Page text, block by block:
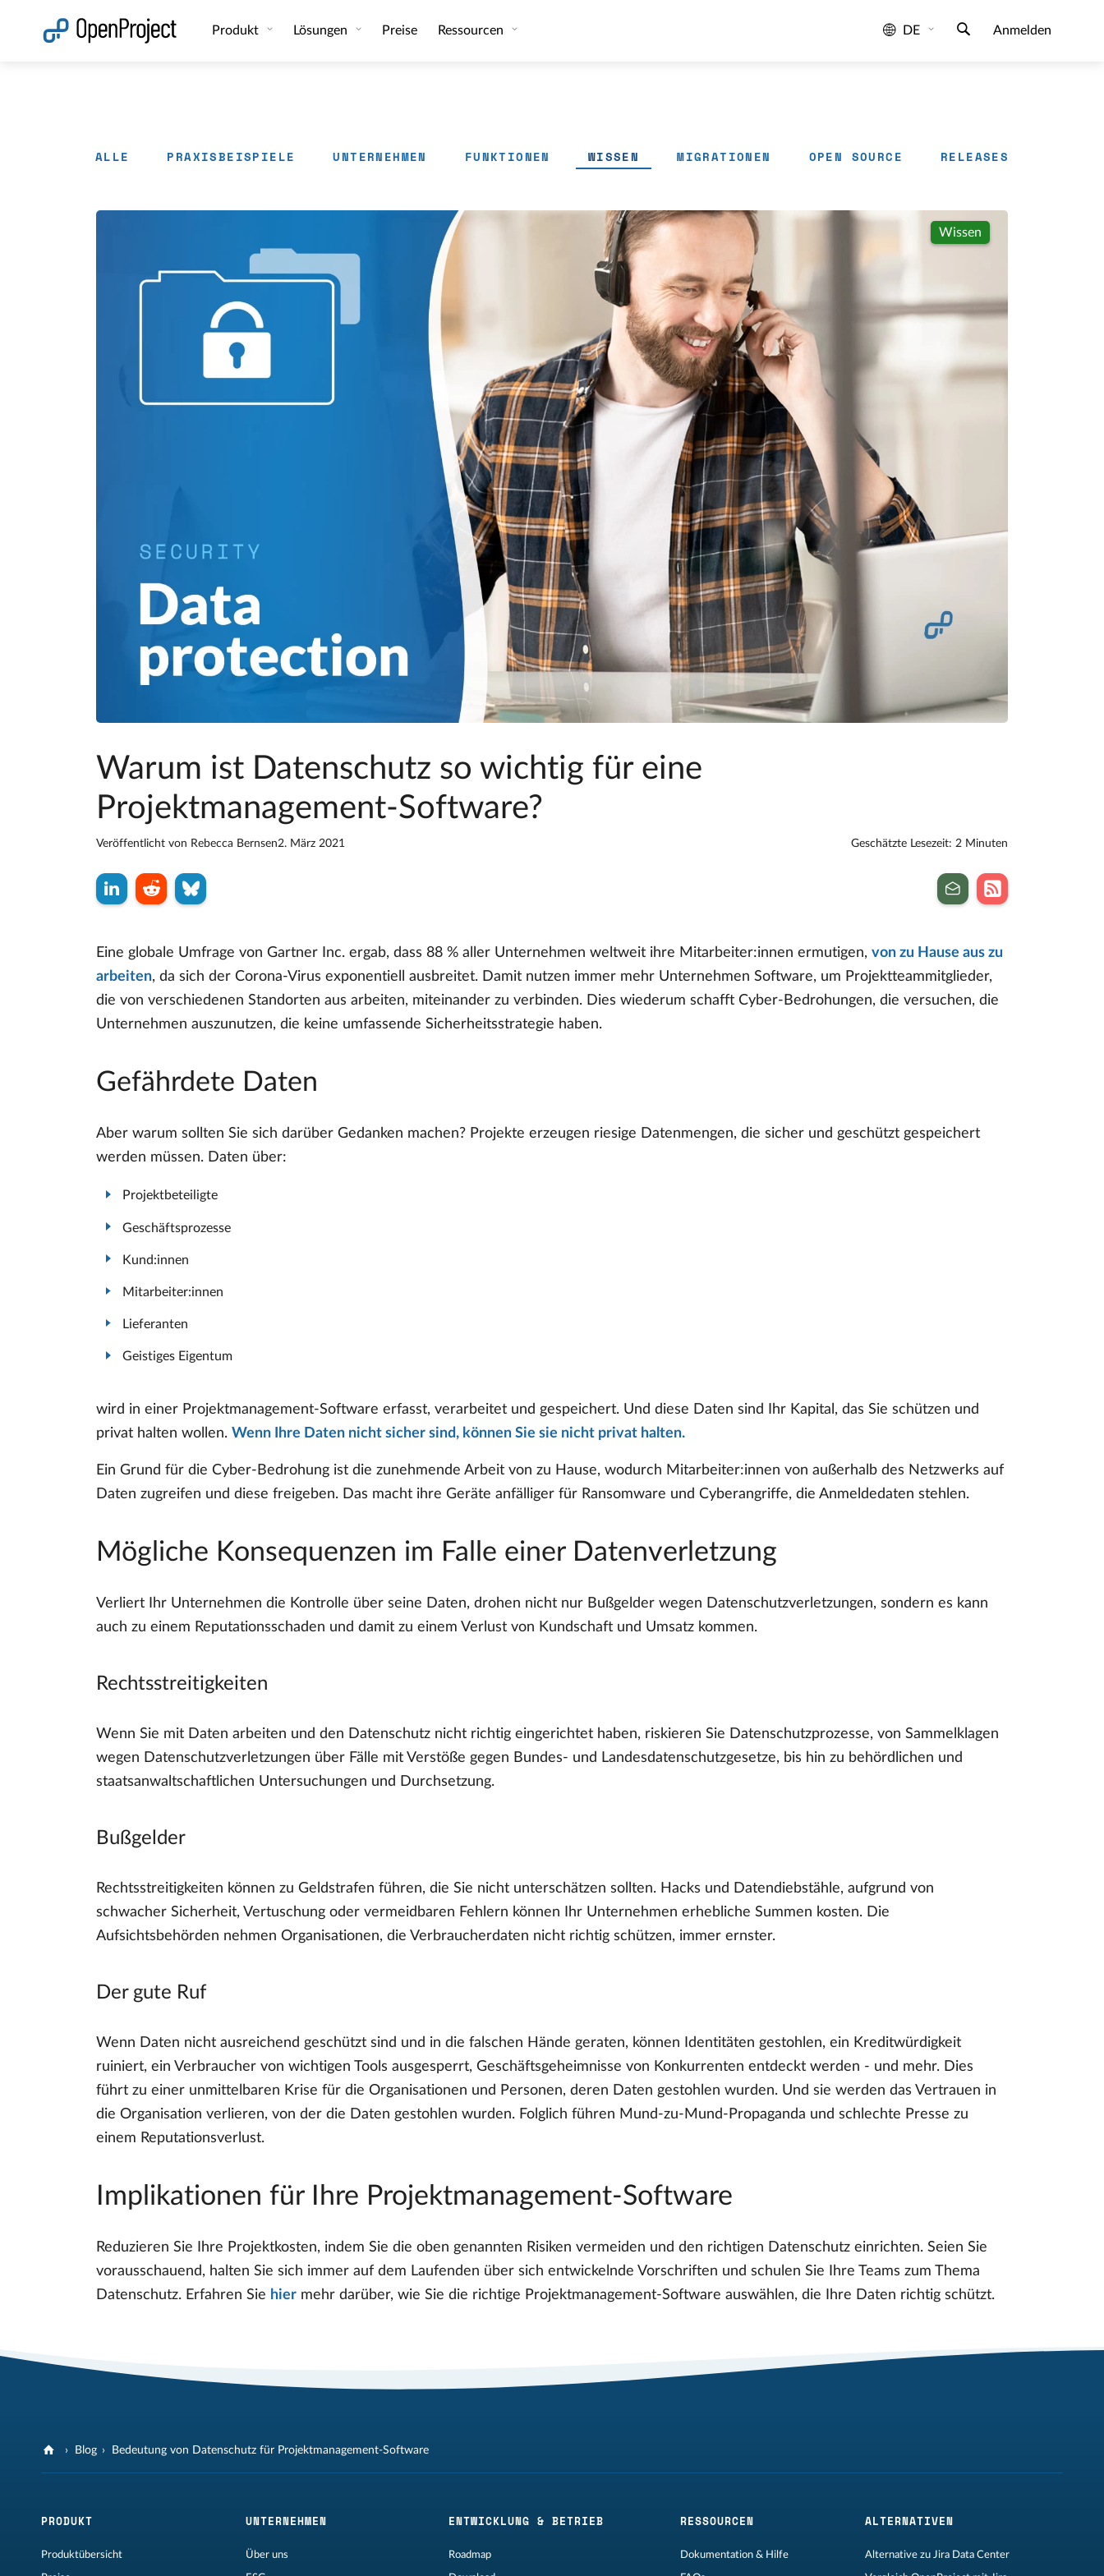
Produkt Lösungen Preise Ressourcen DE Anmelden
ALLE PRAXISBEISPIELE UNTERNEHMEN FUNKTIONEN WISSEN MIGRATIONEN OPEN SOURCE RELEASES
Wissen
Warum ist Datenschutz so wichtig für eine
Projektmanagement-Software?
Veröffentlicht von Rebecca Bernsen2. März 2021 Geschätzte Lesezeit: 2 Minuten
Eine globale Umfrage von Gartner Inc. ergab, dass 88 % aller Unternehmen weltweit ihre Mitarbeiter:innen ermutigen, von zu Hause aus zu
arbeiten, da sich der Corona-Virus exponentiell ausbreitet. Damit nutzen immer mehr Unternehmen Software, um Projektteammitglieder,
die von verschiedenen Standorten aus arbeiten, miteinander zu verbinden. Dies wiederum schafft Cyber-Bedrohungen, die versuchen, die
Unternehmen auszunutzen, die keine umfassende Sicherheitsstrategie haben.
Gefährdete Daten
Aber warum sollten Sie sich darüber Gedanken machen? Projekte erzeugen riesige Datenmengen, die sicher und geschützt gespeichert
werden müssen. Daten über:
Projektbeteiligte
Geschäftsprozesse
Kund:innen
Mitarbeiter:innen
Lieferanten
Geistiges Eigentum
wird in einer Projektmanagement-Software erfasst, verarbeitet und gespeichert. Und diese Daten sind Ihr Kapital, das Sie schützen und
privat halten wollen. Wenn Ihre Daten nicht sicher sind, können Sie sie nicht privat halten.
Ein Grund für die Cyber-Bedrohung ist die zunehmende Arbeit von zu Hause, wodurch Mitarbeiter:innen von außerhalb des Netzwerks auf
Daten zugreifen und diese freigeben. Das macht ihre Geräte anfälliger für Ransomware und Cyberangriffe, die Anmeldedaten stehlen.
Mögliche Konsequenzen im Falle einer Datenverletzung
Verliert Ihr Unternehmen die Kontrolle über seine Daten, drohen nicht nur Bußgelder wegen Datenschutzverletzungen, sondern es kann
auch zu einem Reputationsschaden und damit zu einem Verlust von Kundschaft und Umsatz kommen.
Rechtsstreitigkeiten
Wenn Sie mit Daten arbeiten und den Datenschutz nicht richtig eingerichtet haben, riskieren Sie Datenschutzprozesse, von Sammelklagen
wegen Datenschutzverletzungen über Fälle mit Verstöße gegen Bundes- und Landesdatenschutzgesetze, bis hin zu behördlichen und
staatsanwaltschaftlichen Untersuchungen und Durchsetzung.
Bußgelder
Rechtsstreitigkeiten können zu Geldstrafen führen, die Sie nicht unterschätzen sollten. Hacks und Datendiebstähle, aufgrund von
schwacher Sicherheit, Vertuschung oder vermeidbaren Fehlern können Ihr Unternehmen erhebliche Summen kosten. Die
Aufsichtsbehörden nehmen Organisationen, die Verbraucherdaten nicht richtig schützen, immer ernster.
Der gute Ruf
Wenn Daten nicht ausreichend geschützt sind und in die falschen Hände geraten, können Identitäten gestohlen, ein Kreditwürdigkeit
ruiniert, ein Verbraucher von wichtigen Tools ausgesperrt, Geschäftsgeheimnisse von Konkurrenten entdeckt werden - und mehr. Dies
führt zu einer unmittelbaren Krise für die Organisationen und Personen, deren Daten gestohlen wurden. Und sie werden das Vertrauen in
die Organisation verlieren, von der die Daten gestohlen wurden. Folglich führen Mund-zu-Mund-Propaganda und schlechte Presse zu
einem Reputationsverlust.
Implikationen für Ihre Projektmanagement-Software
Reduzieren Sie Ihre Projektkosten, indem Sie die oben genannten Risiken vermeiden und den richtigen Datenschutz einrichten. Seien Sie
vorausschauend, halten Sie sich immer auf dem Laufenden über sich entwickelnde Vorschriften und schulen Sie Ihre Teams zum Thema
Datenschutz. Erfahren Sie hier mehr darüber, wie Sie die richtige Projektmanagement-Software auswählen, die Ihre Daten richtig schützt.
Blog Bedeutung von Datenschutz für Projektmanagement-Software
PRODUKT
Produktübersicht
UNTERNEHMEN
Über uns
ENTWICKLUNG & BETRIEB
Roadmap
RESSOURCEN
Dokumentation & Hilfe
ALTERNATIVEN
Alternative zu Jira Data Center